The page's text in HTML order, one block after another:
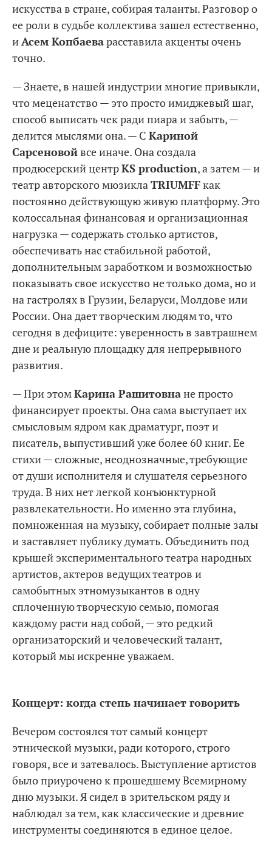
искусства в стране, собирая таланты. Разговор о
ее роли в судьбе коллектива зашел естественно,
иАсем Копбаеварасставила акценты очень
точно.
— Знаете, в нашей индустрии многие привыкли,
что меценатство — это просто имиджевый шаг,
способ выписать чек ради пиара и забыть, —
делится мыслями она. — С Кариной
Сарсеновойвсе иначе. Она создала
продюсерский центрKS production, а затем — и
театр авторского мюзиклаTRIUMFFкак
постоянно действующую живую платформу. Это
колоссальная финансовая и организационная
нагрузка — содержать столько артистов,
обеспечивать нас стабильной работой,
дополнительным заработком и возможностью
показывать свое искусство не только дома, но и
на гастролях в Грузии, Беларуси, Молдове или
России. Она дает творческим людям то, что
сегодня в дефиците: уверенность в завтрашнем
дне и реальную площадку для непрерывного
развития.
— При этомКарина Рашитовнане просто
финансирует проекты. Она сама выступает их
смысловым ядром как драматург, поэт и
писатель, выпустивший уже более 60 книг. Ее
стихи — сложные, неоднозначные, требующие
от души исполнителя и слушателя серьезного
труда. В них нет легкой конъюнктурной
развлекательности. Но именно эта глубина,
помноженная на музыку, собирает полные залы
и заставляет публику думать. Объединить под
крышей экспериментального театра народных
артистов, актеров ведущих театров и
самобытных этномузыкантов в одну
сплоченную творческую семью, помогая
каждому расти над собой, — это редкий
организаторский и человеческий талант,
который мы искренне уважаем.
Концерт: когда степь начинает говорить
Вечером состоялся тот самый концерт
этнической музыки, ради которого, строго
говоря, все и затевалось. Выступление артистов
было приурочено к прошедшему Всемирному
дню музыки. Я сидел в зрительском ряду и
наблюдал за тем, как классические и древние
инструменты соединяются в единое целое.